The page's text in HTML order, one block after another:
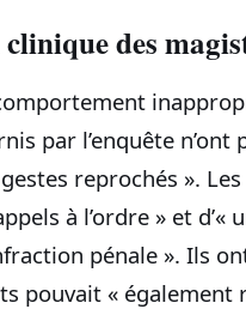
des
par l’enquête
reprochés ».
à l’ordre » et
pénale ». Ils
pouvait «